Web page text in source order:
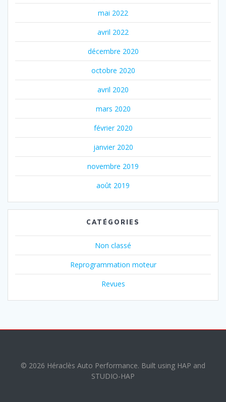
mai 2022
avril 2022
décembre 2020
octobre 2020
avril 2020
mars 2020
février 2020
janvier 2020
novembre 2019
août 2019
CATÉGORIES
Non classé
Reprogrammation moteur
Revues
© 2026 Héraclès Auto Performance. Built using HAP and
STUDIO-HAP